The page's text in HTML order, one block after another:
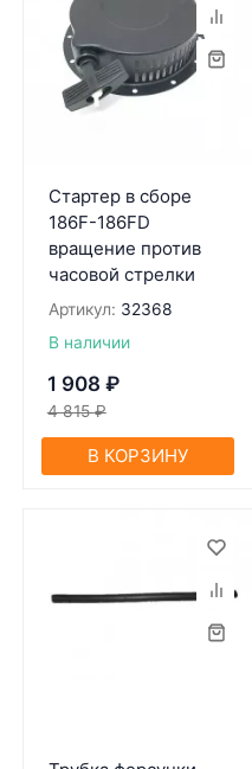
Стартер в сборе
186F-186FD
вращение против
часовой стрелки
Артикул: 32368
В наличии
1 908 ₽
4 815 ₽
В КОРЗИНУ